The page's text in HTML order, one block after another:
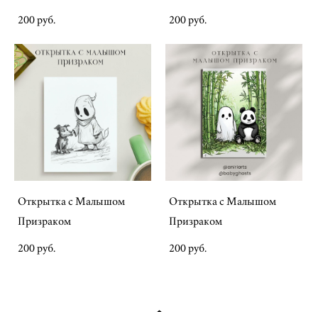
200 pуб. 200 pуб.
Открытка с Малышом
Призраком
200 pуб.
Открытка с Малышом
Призраком
200 pуб.